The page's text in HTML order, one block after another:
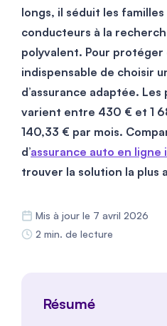
longs, il séduit les
conducteurs à la
polyvalent. Pour protéger
indispensable de choisir
d’assurance adaptée.
varient entre 430 € et 1
140,33 € par mois.
d’assurance auto en ligne
trouver la solution la plus
Mis à jour le 7 avril 2026
2 min. de lecture
Résumé